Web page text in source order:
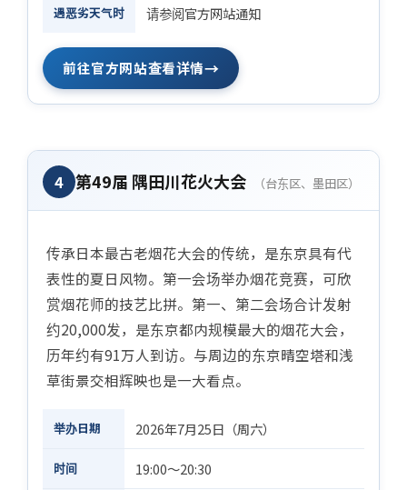
遇恶劣天气时 请参阅官方网站通知
前往官方网站查看详情→
4 第49届 隅田川花火大会 （台东区、墨田区）
传承日本最古老烟花大会的传统，是东京具有代
表性的夏日风物。第一会场举办烟花竞赛，可欣
赏烟花师的技艺比拼。第一、第二会场合计发射
约20,000发，是东京都内规模最大的烟花大会，
历年约有91万人到访。与周边的东京晴空塔和浅
草街景交相辉映也是一大看点。
举办日期 2026年7月25日（周六）
时间 19:00～20:30